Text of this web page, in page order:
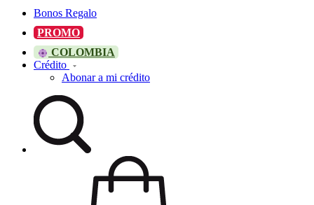
Bonos Regalo
PROMO
COLOMBIA
Crédito
Abonar a mi crédito